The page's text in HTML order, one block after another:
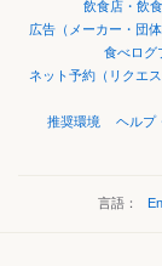
飲食店・飲
広告（メーカー・団
食べログ
ネット予約（リクエス
推奨環境
ヘルプ
言語：